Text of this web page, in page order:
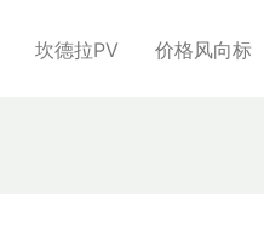
坎德拉PV 价格风向标